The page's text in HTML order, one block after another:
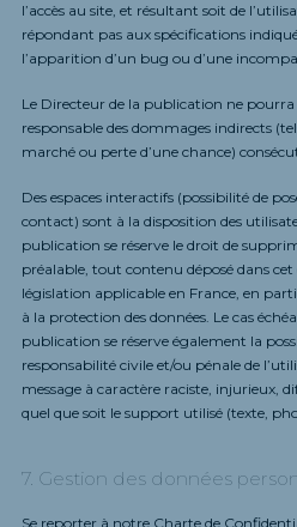
l’accès au site, et résultant soit de
répondant pas aux spécifications
l’apparition d’un bug ou d’une
Le Directeur de la publication ne
responsable des dommages indirects
marché ou perte d’une chance)
Des espaces interactifs (possibilité de
contact) sont à la disposition des
publication se réserve le droit de
préalable, tout contenu déposé dans
législation applicable en France, en
à la protection des données. Le cas
publication se réserve également la
responsabilité civile et/ou pénale de
message à caractère raciste, injurieux,
quel que soit le support utilisé (texte,
7. Gestion des données
Se reporter à notre Charte de